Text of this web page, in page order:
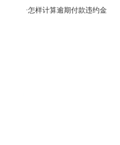
·怎样计算逾期付款违约金